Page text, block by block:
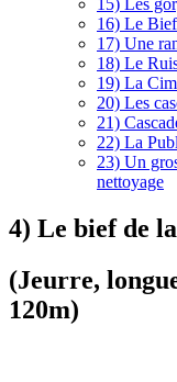
15) Les
16) Le
17) Une
18) Le
19) La
20) Les
21)
22) La
23) Un
nettoyage
4) Le bief de
(Jeurre,
120m)